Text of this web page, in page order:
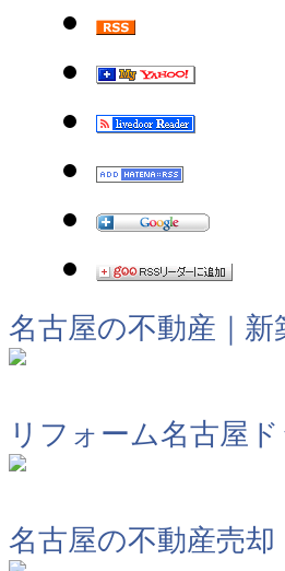
名古屋の不動産｜
リフォーム名古屋
名古屋の不動産売